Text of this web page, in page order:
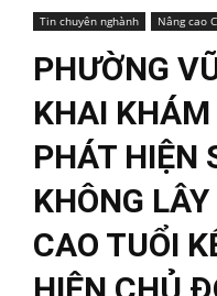
Tin chuyên nghành Nâng cao
PHƯỜNG
KHAI KHÁM
PHÁT HIỆN
KHÔNG
CAO TUỔI